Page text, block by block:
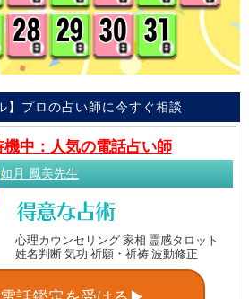
】プロの占い師に今すぐ相談
機中：人気の電話占い師
如月 鳳美先生
心理カウンセリング 家相 霊感タロット
姓名判断 気功 祈願・祈祷 波動修正